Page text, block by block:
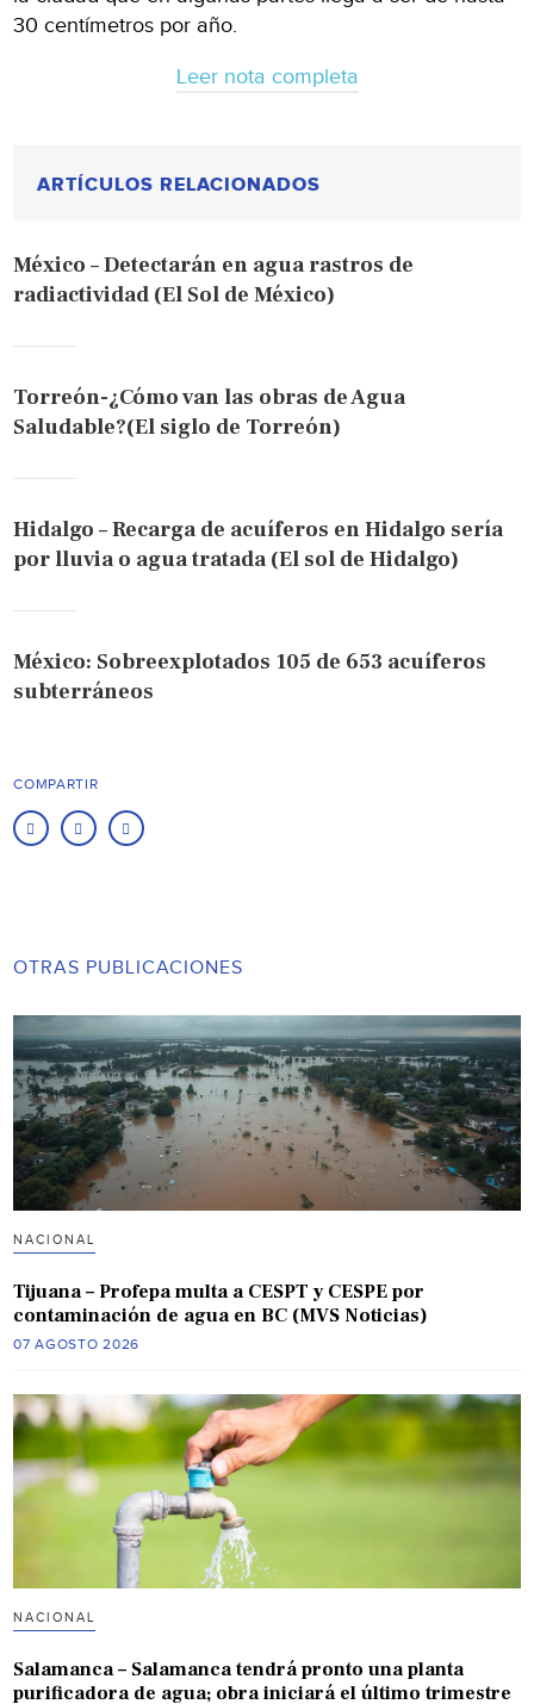
30 centímetros por año.
Leer nota completa
ARTÍCULOS RELACIONADOS
México – Detectarán en agua rastros de
radiactividad (El Sol de México)
Torreón-¿Cómo van las obras de Agua
Saludable?(El siglo de Torreón)
Hidalgo – Recarga de acuíferos en Hidalgo sería
por lluvia o agua tratada (El sol de Hidalgo)
México: Sobreexplotados 105 de 653 acuíferos
subterráneos
COMPARTIR
OTRAS PUBLICACIONES
NACIONAL
Tijuana – Profepa multa a CESPT y CESPE por
contaminación de agua en BC (MVS Noticias)
07 AGOSTO 2026
NACIONAL
Salamanca – Salamanca tendrá pronto una planta
purificadora de agua; obra iniciará el último trimestre